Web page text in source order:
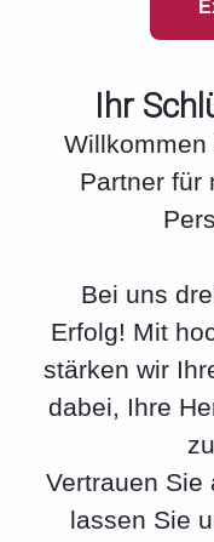
Ihr
Partner für
Bei uns
Erfolg! Mit
stärken wir
dabei, Ihre
Vertrauen Sie
lassen Sie